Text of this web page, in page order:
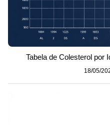
Tabela de Colesterol por
18/05/